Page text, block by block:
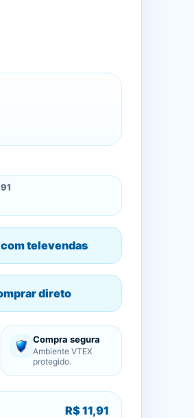
televendas
direto
Compra segura
Ambiente VTEX
protegido.
R$ 11,91